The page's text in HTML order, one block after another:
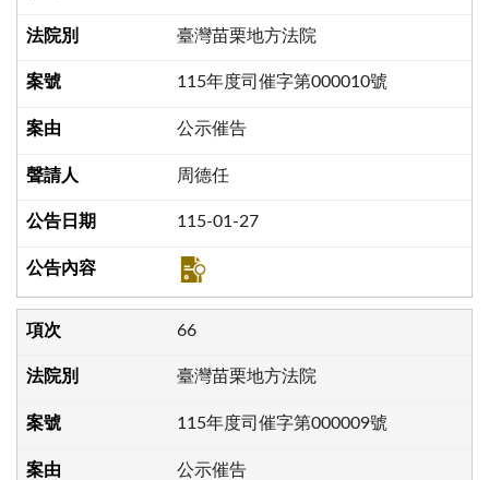
臺灣苗栗地方法院
115年度司催字第000010號
公示催告
周德任
115-01-27
66
臺灣苗栗地方法院
115年度司催字第000009號
公示催告